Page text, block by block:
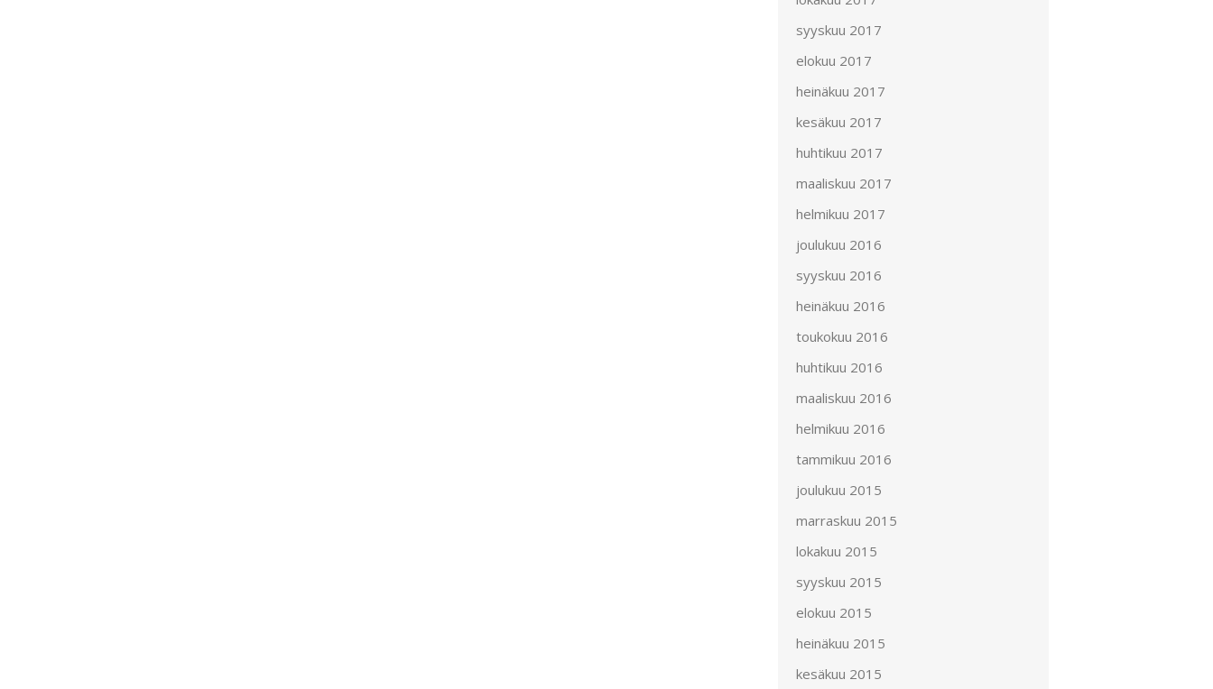
syyskuu 2017
elokuu 2017
heinäkuu 2017
kesäkuu 2017
huhtikuu 2017
maaliskuu 2017
helmikuu 2017
joulukuu 2016
syyskuu 2016
heinäkuu 2016
toukokuu 2016
huhtikuu 2016
maaliskuu 2016
helmikuu 2016
tammikuu 2016
joulukuu 2015
marraskuu 2015
lokakuu 2015
syyskuu 2015
elokuu 2015
heinäkuu 2015
kesäkuu 2015